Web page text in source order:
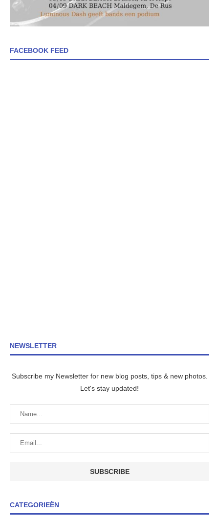
FACEBOOK FEED
NEWSLETTER
Subscribe my Newsletter for new blog posts, tips & new photos.
Let's stay updated!
CATEGORIEËN